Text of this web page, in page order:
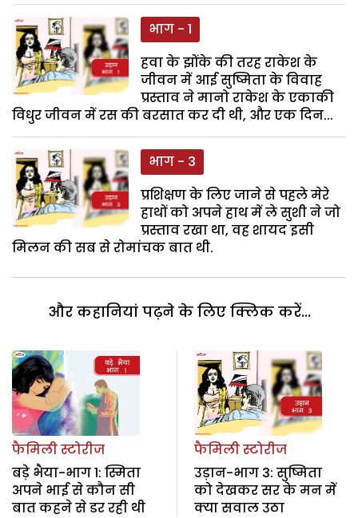
भाग - 1
हवा के झोंके की तरह राकेश के
जीवन में आई सुष्मिता के विवाह
प्रस्ताव ने मानो राकेश के एकाकी
विधुर जीवन में रस की बरसात कर दी थी, और एक दिन...
भाग - 3
प्रशिक्षण के लिए जाने से पहले मेरे
हाथों को अपने हाथ में ले सुशी ने जो
प्रस्ताव रखा था, वह शायद इसी
मिलन की सब से रोमांचक बात थी.
और कहानियां पढ़ने के लिए क्लिक करें...
फैमिली स्टोरीज
बड़े भैया-भाग 1: स्मिता
अपने भाई से कौन सी
बात कहने से डर रही थी
फैमिली स्टोरीज
उड़ान-भाग 3: सुष्मिता
को देखकर सर के मन में
क्या सवाल उठा